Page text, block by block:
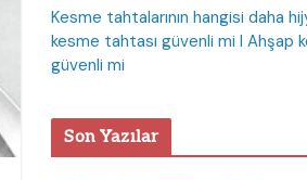
Kesme tahtalarının hangisi daha
kesme tahtası güvenli mi I Ahşap
güvenli mi
Son Yazılar